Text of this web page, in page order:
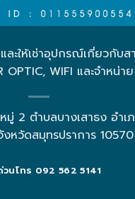
ละให้เช่าอุปกรณ์เกี่ยวกับส
OPTIC, WIFI และจำหน่าย
มู่ 2 ตำบลบางเสาธง อำเ
งหวัดสมุทรปราการ 10570
นโทร 092 562 5141